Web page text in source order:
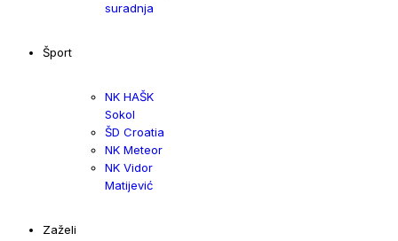
suradnja
Šport
NK HAŠK
Sokol
ŠD Croatia
NK Meteor
NK Vidor
Matijević
Zaželi